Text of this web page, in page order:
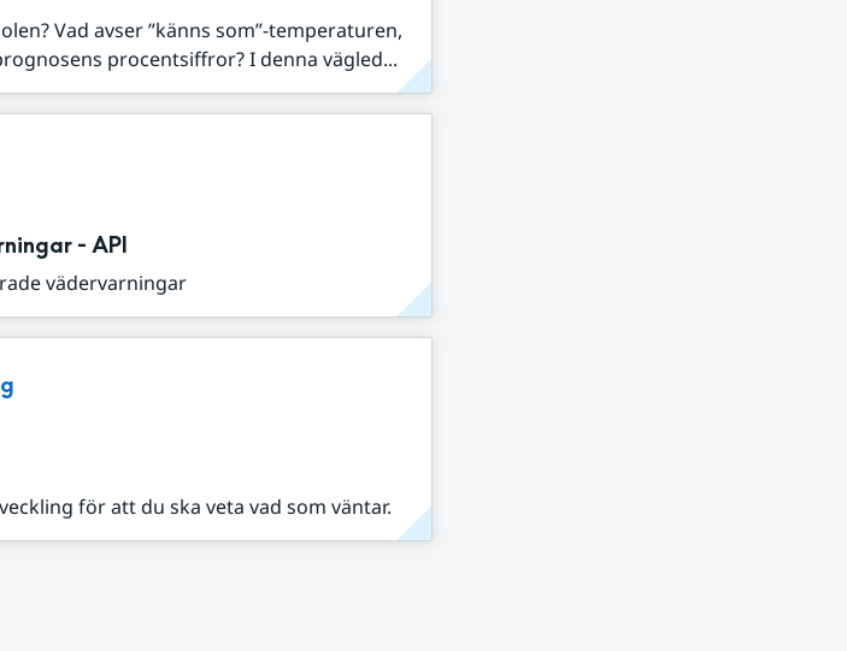
Vad avser ”känns som”-temperaturen,
procentsiffror? I denna vägled...
- API
vädervarningar
för att du ska veta vad som väntar.